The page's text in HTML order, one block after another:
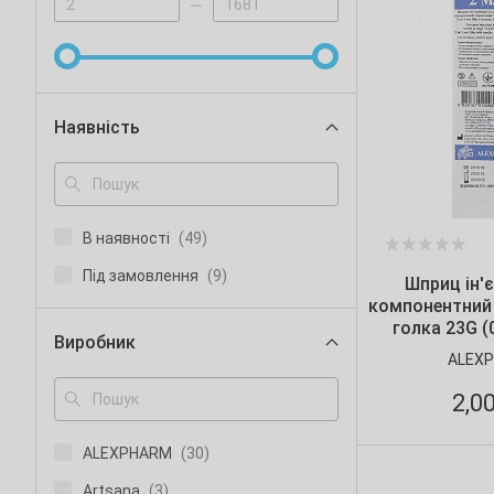
Наявність
В наявності (49)
Під замовлення (9)
Виробник
ALEXPHARM (30)
Шприц
голка 23G